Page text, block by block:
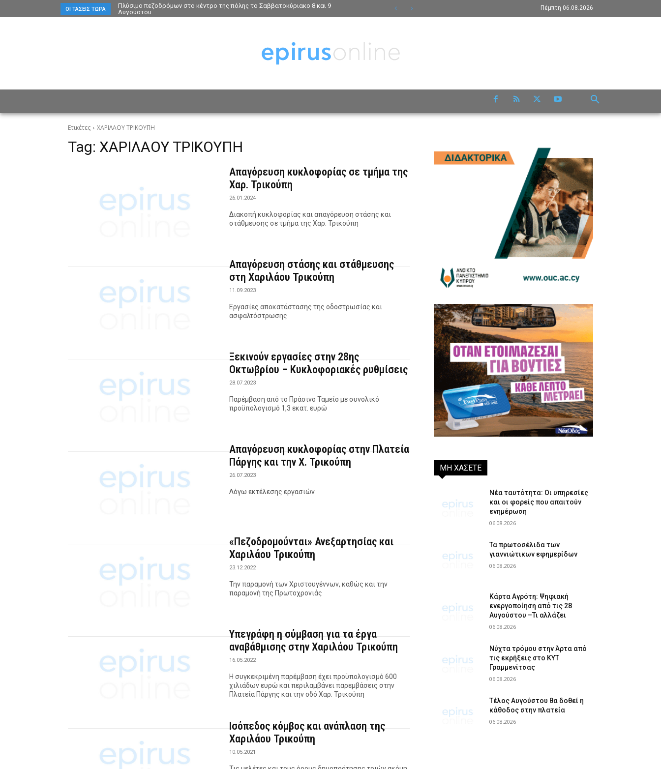
ΟΙ ΤΆΣΕΙΣ ΤΏΡΑ
Πλύσιμο πεζοδρόμων στο κέντρο της πόλης το Σαββατοκύριακο 8 και 9
Αυγούστου
Πέμπτη 06.08.2026
Ετικέτες ΧΑΡΙΛΑΟΥ ΤΡΙΚΟΥΠΗ
Tag: ΧΑΡΙΛΑΟΥ ΤΡΙΚΟΥΠΗ
Απαγόρευση κυκλοφορίας σε τμήμα της
Χαρ. Τρικούπη
26.01.2024
Διακοπή κυκλοφορίας και απαγόρευση στάσης και
στάθμευσης σε τμήμα της Χαρ. Τρικούπη
Απαγόρευση στάσης και στάθμευσης
στη Χαριλάου Τρικούπη
11.09.2023
Εργασίες αποκατάστασης της οδοστρωσίας και
ασφαλτόστρωσης
Ξεκινούν εργασίες στην 28ης
Οκτωβρίου – Κυκλοφοριακές ρυθμίσεις
28.07.2023
Παρέμβαση από το Πράσινο Ταμείο με συνολικό
προϋπολογισμό 1,3 εκατ. ευρώ
Απαγόρευση κυκλοφορίας στην Πλατεία
Πάργης και την Χ. Τρικούπη
26.07.2023
Λόγω εκτέλεσης εργασιών
«Πεζοδρομούνται» Ανεξαρτησίας και
Χαριλάου Τρικούπη
23.12.2022
Την παραμονή των Χριστουγέννων, καθώς και την
παραμονή της Πρωτοχρονιάς
Υπεγράφη η σύμβαση για τα έργα
αναβάθμισης στην Χαριλάου Τρικούπη
16.05.2022
Η συγκεκριμένη παρέμβαση έχει προϋπολογισμό 600
χιλιάδων ευρώ και περιλαμβάνει παρεμβάσεις στην
Πλατεία Πάργης και την οδό Χαρ. Τρικούπη
Ισόπεδος κόμβος και ανάπλαση της
Χαριλάου Τρικούπη
10.05.2021
ΜΗ ΧΑΣΕΤΕ
Νέα ταυτότητα: Οι υπηρεσίες
και οι φορείς που απαιτούν
ενημέρωση
06.08.2026
Τα πρωτοσέλιδα των
γιαννιώτικων εφημερίδων
06.08.2026
Κάρτα Αγρότη: Ψηφιακή
ενεργοποίηση από τις 28
Αυγούστου –Τι αλλάζει
06.08.2026
Νύχτα τρόμου στην Άρτα από
τις εκρήξεις στο ΚΥΤ
Γραμμενίτσας
06.08.2026
Τέλος Αυγούστου θα δοθεί η
κάθοδος στην πλατεία
06.08.2026